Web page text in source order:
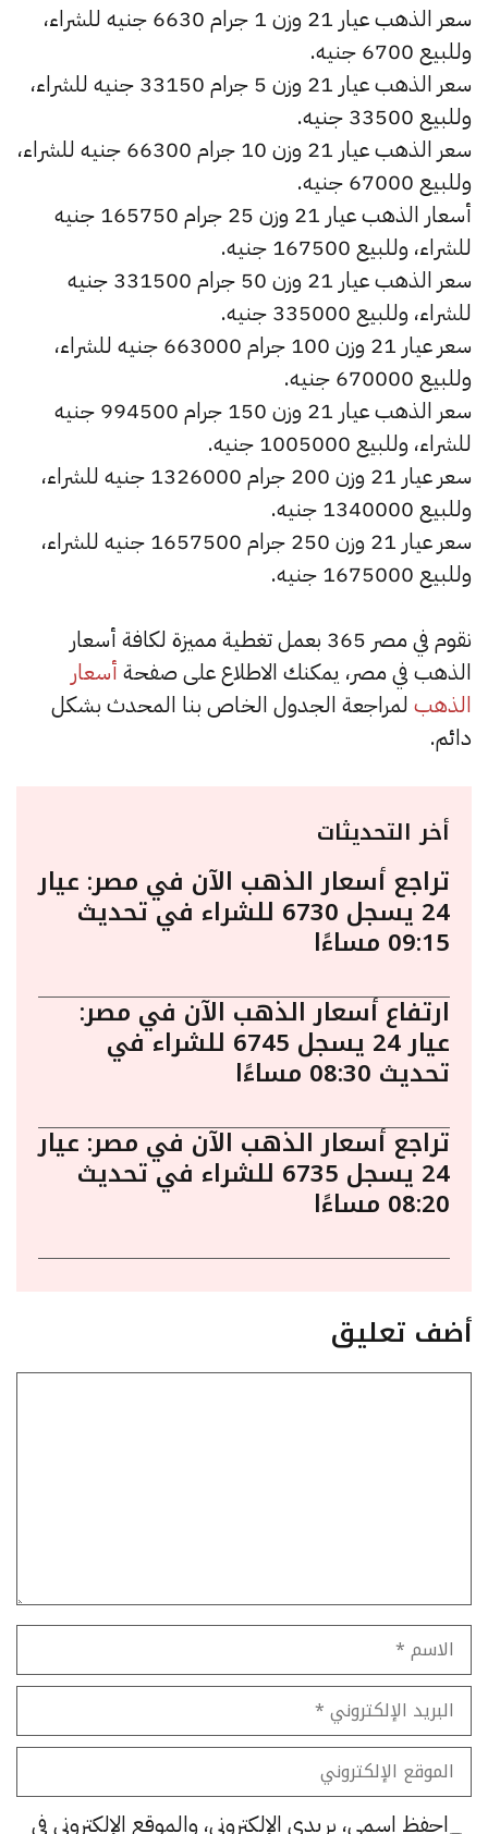
سعر الذهب عيار 21 وزن 1 جرام 6630 جنيه للشراء،
وللبيع 6700 جنيه.
سعر الذهب عيار 21 وزن 5 جرام 33150 جنيه للشراء،
وللبيع 33500 جنيه.
سعر الذهب عيار 21 وزن 10 جرام 66300 جنيه للشراء،
وللبيع 67000 جنيه.
أسعار الذهب عيار 21 وزن 25 جرام 165750 جنيه
للشراء، وللبيع 167500 جنيه.
سعر الذهب عيار 21 وزن 50 جرام 331500 جنيه
للشراء، وللبيع 335000 جنيه.
سعر عيار 21 وزن 100 جرام 663000 جنيه للشراء،
وللبيع 670000 جنيه.
سعر الذهب عيار 21 وزن 150 جرام 994500 جنيه
للشراء، وللبيع 1005000 جنيه.
سعر عيار 21 وزن 200 جرام 1326000 جنيه للشراء،
وللبيع 1340000 جنيه.
سعر عيار 21 وزن 250 جرام 1657500 جنيه للشراء،
وللبيع 1675000 جنيه.
نقوم في مصر 365 بعمل تغطية مميزة لكافة أسعار
الذهب في مصر، يمكنك الاطلاع على صفحة أسعار
الذهب لمراجعة الجدول الخاص بنا المحدث بشكل
دائم.
أخر التحديثات
تراجع أسعار الذهب الآن في مصر: عيار
24 يسجل 6730 للشراء في تحديث
09:15 مساءًا
ارتفاع أسعار الذهب الآن في مصر:
عيار 24 يسجل 6745 للشراء في
تحديث 08:30 مساءًا
تراجع أسعار الذهب الآن في مصر: عيار
24 يسجل 6735 للشراء في تحديث
08:20 مساءًا
أضف تعليق
الاسم
البريد
الإلكتروني
الموقع
الإلكتروني
احفظ اسمي، بريدي الإلكتروني، والموقع الإلكتروني في